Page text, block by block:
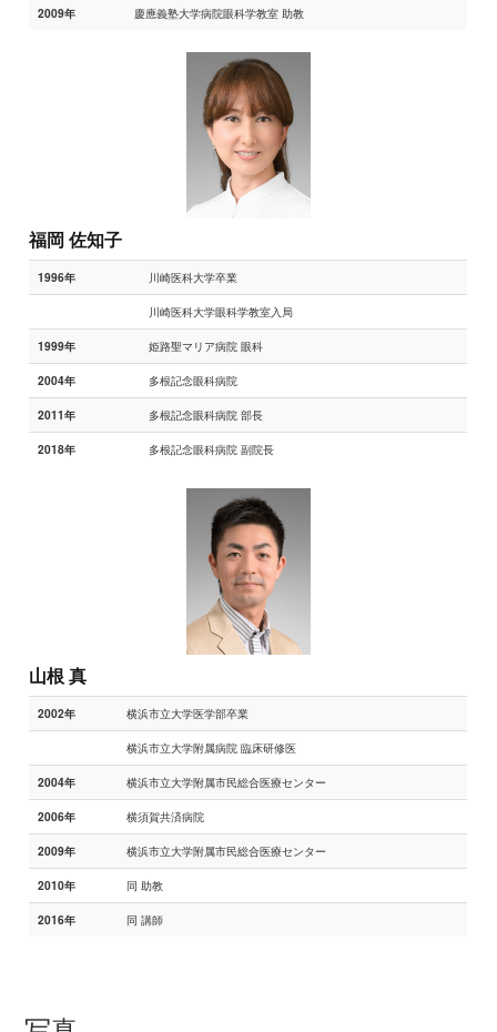
2009年 慶應義塾大学病院眼科学教室 助教
福岡 佐知子
1996年 川崎医科大学卒業
川崎医科大学眼科学教室入局
1999年 姫路聖マリア病院 眼科
2004年 多根記念眼科病院
2011年 多根記念眼科病院 部長
2018年 多根記念眼科病院 副院長
山根 真
2002年 横浜市立大学医学部卒業
横浜市立大学附属病院 臨床研修医
2004年 横浜市立大学附属市民総合医療センター
2006年 横須賀共済病院
2009年 横浜市立大学附属市民総合医療センター
2010年 同 助教
2016年 同 講師